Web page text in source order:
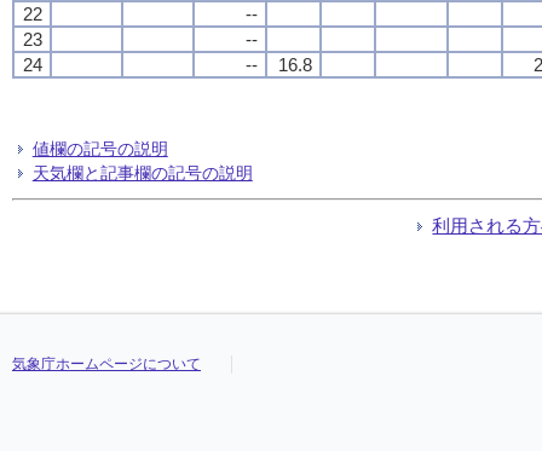
22
--
23
--
24
-- 16.8
値欄の記号の説明
天気欄と記事欄の記号の説明
利用される
気象庁ホームページについて